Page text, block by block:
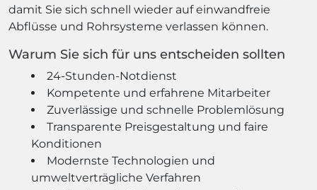
damit Sie sich schnell wieder auf einwandfreie
Abflüsse und Rohrsysteme verlassen können.
Warum Sie sich für uns entscheiden sollten
24-Stunden-Notdienst
Kompetente und erfahrene Mitarbeiter
Zuverlässige und schnelle Problemlösung
Transparente Preisgestaltung und faire
Konditionen
Modernste Technologien und
umweltverträgliche Verfahren